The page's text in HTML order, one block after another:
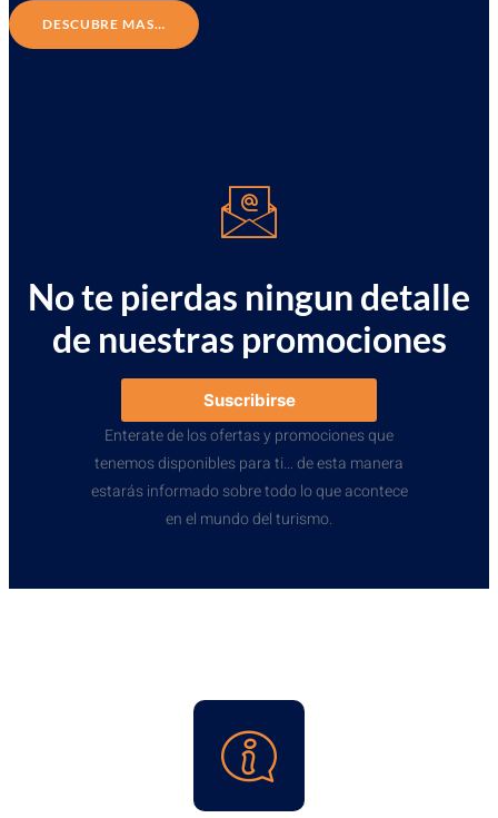
DESCUBRE MAS…
No te pierdas ningun detalle
de nuestras promociones
Suscribirse
Enterate de los ofertas y promociones que
tenemos disponibles para ti… de esta manera
estarás informado sobre todo lo que acontece
en el mundo del turismo.